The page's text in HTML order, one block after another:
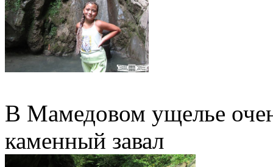
В Мамедовом ущелье
каменный завал